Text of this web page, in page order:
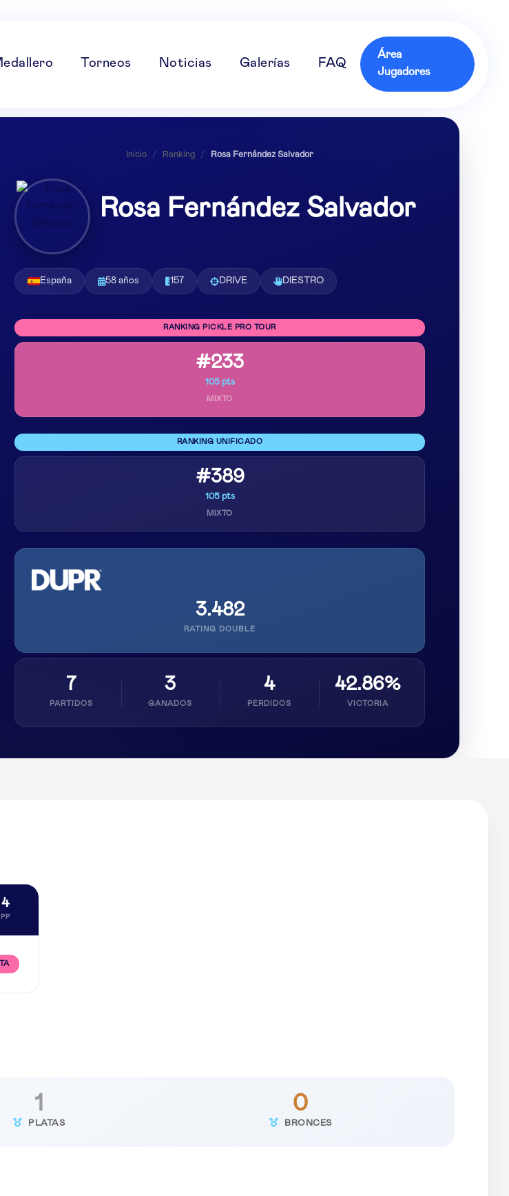
Torneos Noticias Galerías FAQ
Área
Jugadores
Inicio / Ranking / Rosa Fernández Salvador
Rosa Fernández Salvador
España 58 años 157 DRIVE DIESTRO
RANKING PICKLE PRO TOUR
#233
105 pts
MIXTO
RANKING UNIFICADO
#389
105 pts
MIXTO
3.482
RATING DOUBLE
7
PARTIDOS
3
GANADOS
4
PERDIDOS
42.86%
VICTORIA
4
PP
1
PLATAS
0
BRONCES